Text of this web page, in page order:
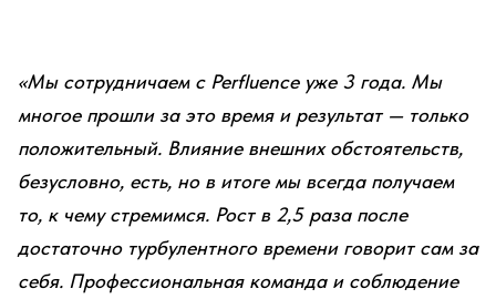
«Мы сотрудничаем с Perfluence уже 3 года. Мы
многое прошли за это время и результат — только
положительный. Влияние внешних обстоятельств,
безусловно, есть, но в итоге мы всегда получаем
то, к чему стремимся. Рост в 2,5 раза после
достаточно турбулентного времени говорит сам за
себя. Профессиональная команда и соблюдение